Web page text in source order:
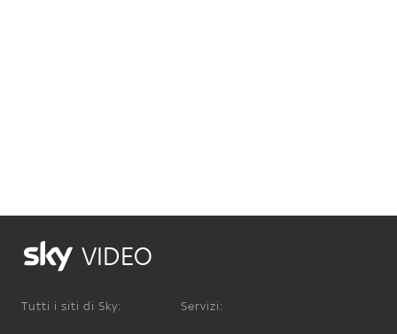
VIDEO
Tutti i siti di Sky: Servizi: